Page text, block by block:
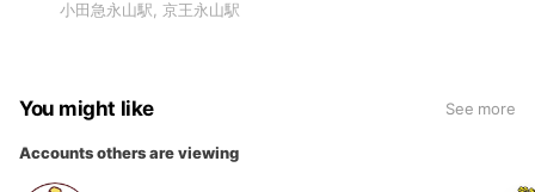
小田急永山駅, 京王永山駅
You might like See more
Accounts others are viewing